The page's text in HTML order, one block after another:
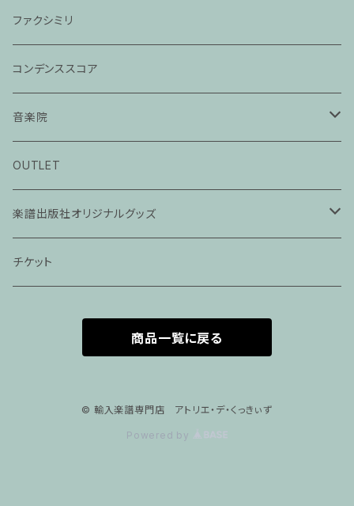
ファクシミリ
コンデンススコア
音楽院
ピアノ科３０分レッスン
ピアノ科４５分レッスン
家族割プラン
家族割適用プラン2
声楽ピアノ４５分レッスン
ヴァイオリンピアノ６０分レッスン
OUTLET
楽譜出版社オリジナルグッズ
アパレル
チケット
商品一覧に戻る
© 輸入楽譜専門店 アトリエ・デ・くっきぃず
Powered by